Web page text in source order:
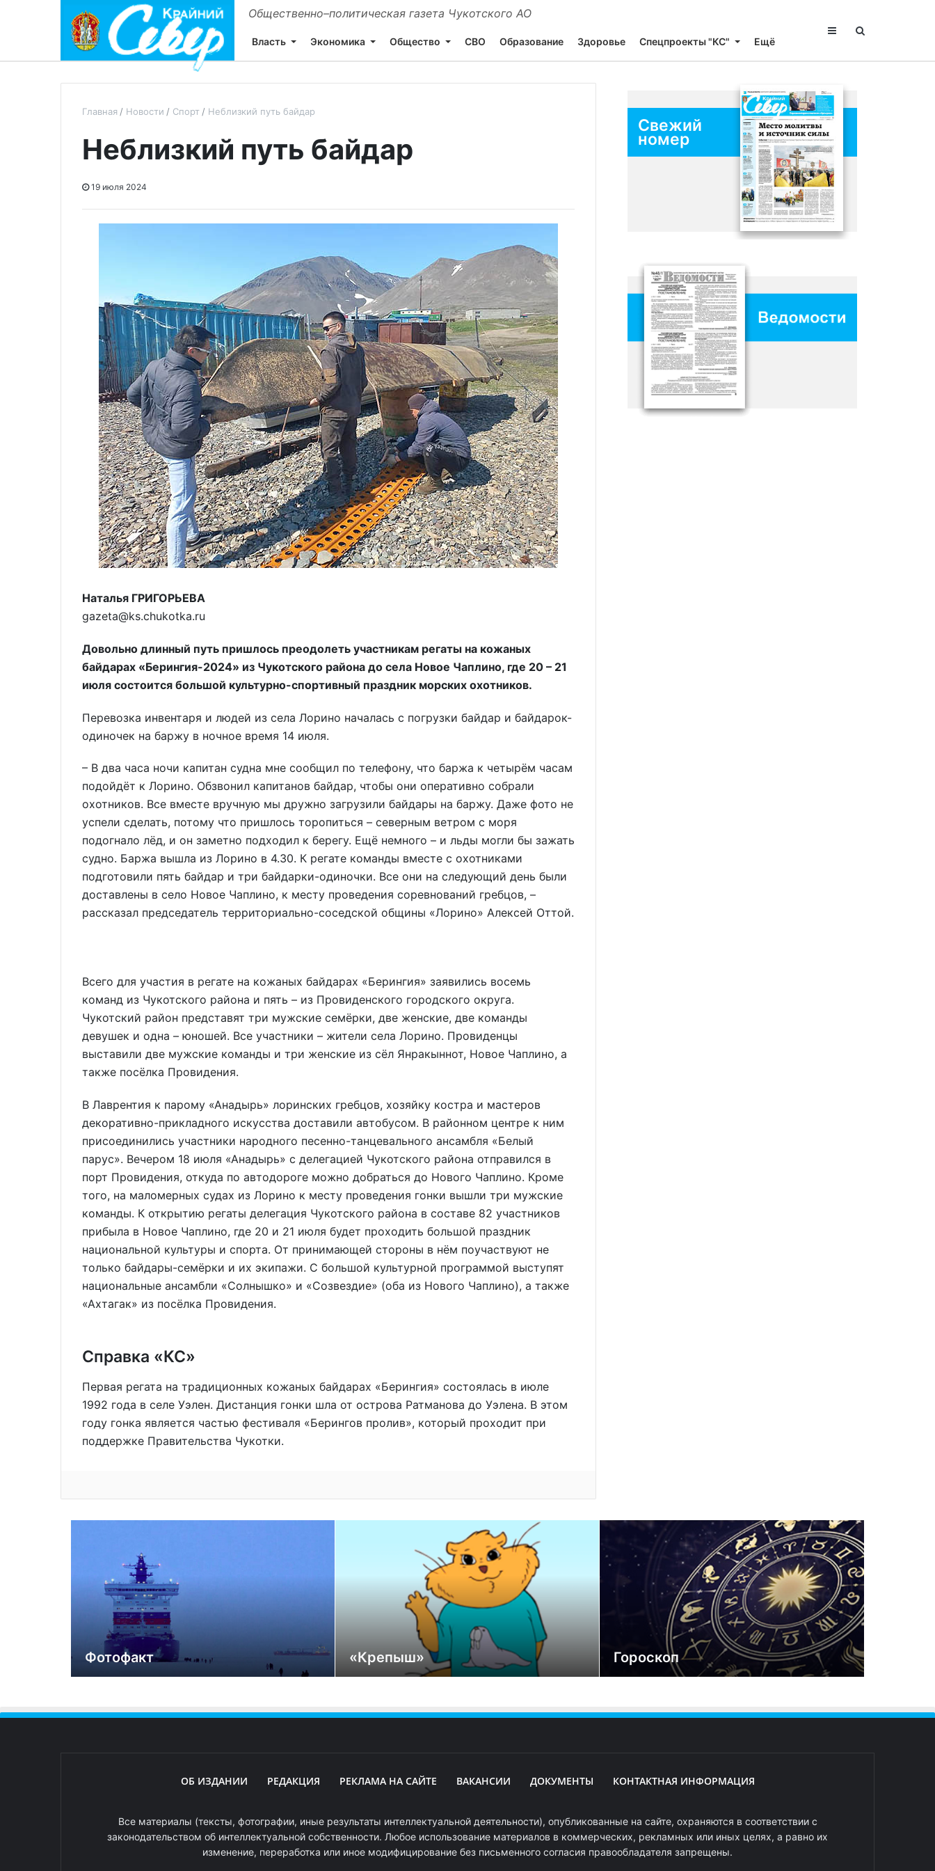
Общественно–политическая газета Чукотского АО
Власть Экономика Общество СВО Образование Здоровье Спецпроекты "КС" Ещё
Главная Новости Спорт Неблизкий путь байдар
Неблизкий путь байдар
19 июля 2024
Наталья ГРИГОРЬЕВА
gazeta@ks.chukotka.ru
Довольно длинный путь пришлось преодолеть участникам регаты на кожаных
байдарах «Берингия-2024» из Чукотского района до села Новое Чаплино, где 20 – 21
июля состоится большой культурно-спортивный праздник морских охотников.
Перевозка инвентаря и людей из села Лорино началась с погрузки байдар и байдарок-
одиночек на баржу в ночное время 14 июля.
– В два часа ночи капитан судна мне сообщил по телефону, что баржа к четырём часам
подойдёт к Лорино. Обзвонил капитанов байдар, чтобы они оперативно собрали
охотников. Все вместе вручную мы дружно загрузили байдары на баржу. Даже фото не
успели сделать, потому что пришлось торопиться – северным ветром с моря
подогнало лёд, и он заметно подходил к берегу. Ещё немного – и льды могли бы зажать
судно. Баржа вышла из Лорино в 4.30. К регате команды вместе с охотниками
подготовили пять байдар и три байдарки-одиночки. Все они на следующий день были
доставлены в село Новое Чаплино, к месту проведения соревнований гребцов, –
рассказал председатель территориально-соседской общины «Лорино» Алексей Оттой.
Всего для участия в регате на кожаных байдарах «Берингия» заявились восемь
команд из Чукотского района и пять – из Провиденского городского округа.
Чукотский район представят три мужские семёрки, две женские, две команды
девушек и одна – юношей. Все участники – жители села Лорино. Провиденцы
выставили две мужские команды и три женские из сёл Янракыннот, Новое Чаплино, а
также посёлка Провидения.
В Лаврентия к парому «Анадырь» лоринских гребцов, хозяйку костра и мастеров
декоративно-прикладного искусства доставили автобусом. В районном центре к ним
присоединились участники народного песенно-танцевального ансамбля «Белый
парус». Вечером 18 июля «Анадырь» с делегацией Чукотского района отправился в
порт Провидения, откуда по автодороге можно добраться до Нового Чаплино. Кроме
того, на маломерных судах из Лорино к месту проведения гонки вышли три мужские
команды. К открытию регаты делегация Чукотского района в составе 82 участников
прибыла в Новое Чаплино, где 20 и 21 июля будет проходить большой праздник
национальной культуры и спорта. От принимающей стороны в нём по­участвуют не
только байдары-семёрки и их экипажи. С большой культурной программой выступят
национальные ансамбли «Солнышко» и «Созвездие» (оба из Нового Чаплино), а также
«Ахтагак» из посёлка Провидения.
Справка «КС»
Первая регата на традиционных кожаных байдарах «Берингия» состоялась в июле
1992 года в селе Уэлен. Дистанция гонки шла от острова Ратманова до Уэлена. В этом
году гонка является частью фестиваля «Берингов пролив», который проходит при
поддержке Правительства Чукотки.
Свежий
номер
Фотофакт «Крепыш» Гороскоп
ОБ ИЗДАНИИ РЕДАКЦИЯ РЕКЛАМА НА САЙТЕ ВАКАНСИИ ДОКУМЕНТЫ КОНТАКТНАЯ ИНФОРМАЦИЯ
Все материалы (тексты, фотографии, иные результаты интеллектуальной деятельности), опубликованные на сайте, охраняются в соответствии с
законодательством об интеллектуальной собственности. Любое использование материалов в коммерческих, рекламных или иных целях, а равно их
изменение, переработка или иное модифицирование без письменного согласия правообладателя запрещены.